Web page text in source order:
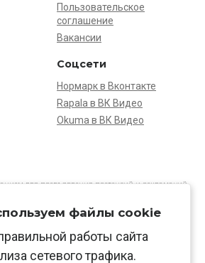
Пользовательское
соглашение
Вакансии
Соцсети
Нормарк в Вконтакте
Rapala в ВК Видео
Okuma в ВК Видео
для предъявления претензий и рекламаций,
товаров могут отличаться от указанных на сайте.
ИНН 7728172512 ОГРН 1037739603505
рекомендательные технологиив соответствии
файлы cookie
работы сайта
сетевого трафика.